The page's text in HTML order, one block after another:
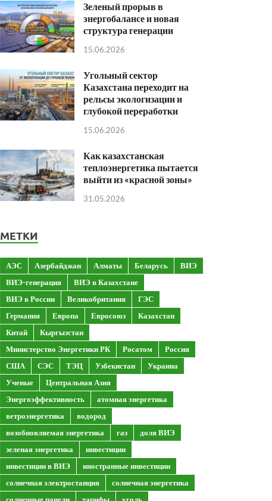
Зеленый прорыв в
энергобалансе и новая
структура генерации
15.06.2026
Угольный сектор
Казахстана переходит на
рельсы экологизации и
глубокой переработки
15.06.2026
Как казахстанская
теплоэнергетика пытается
выйти из «красной зоны»
31.05.2026
МЕТКИ
АЭС Азербайджан Алматы Беларусь
ВИЭ
ВИЭ-генерация
ВИЭ в Казахстане
ВИЭ в России
Великобритания
ГЭС
Германия
Европа Евросоюз
Казахстан
Китай
Кыргызстан
Министерство Энергетики РК
Росатом
Россия
США
СЭС ТЭЦ Узбекистан
Украина
Ученые
Центральная Азия
Энергоэффективность
атомная энергетика
ветроэнергетика
водород
возобновляемая энергетика
газ
доля ВИЭ
зеленая энергетика
инвестиции
инвестиции в ВИЭ
иностранные инвестиции
солнечная электростанция
солнечная энергетика
солнечные панели
тарифы уголь